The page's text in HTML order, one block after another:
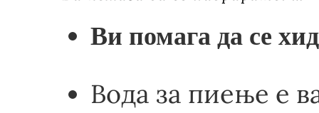
Ви помага да се
Вода за пиење е